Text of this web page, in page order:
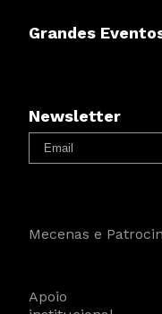
Grandes
Newsletter
Mecenas e
Apoio